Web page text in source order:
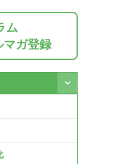
ム
マガ登録